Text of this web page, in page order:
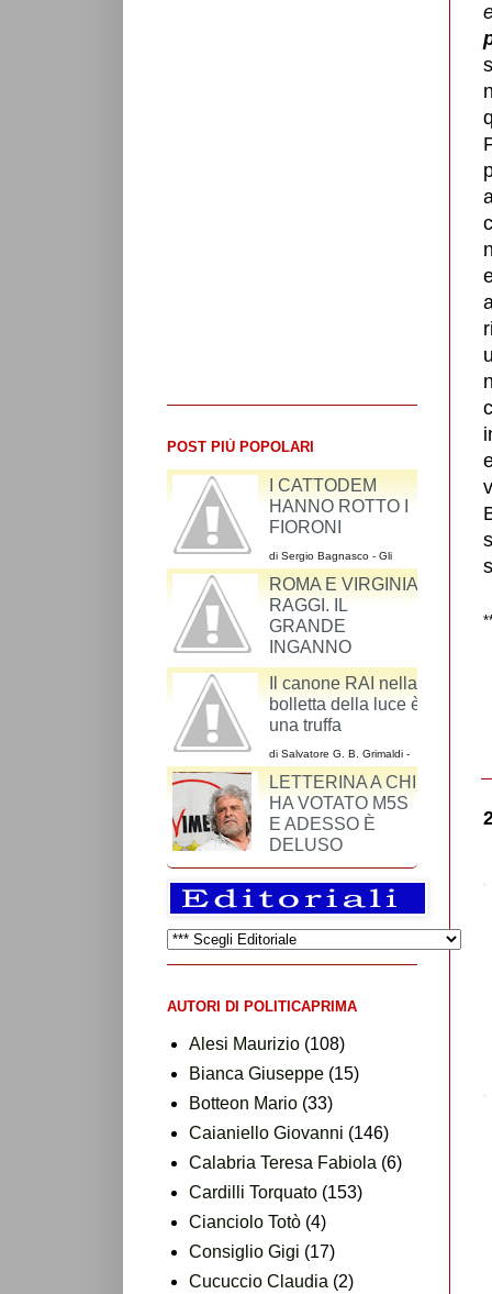
POST PIÙ POPOLARI
RIFLESSIONI SUL
SINDACO DI
ROMA VIRGINIA
RAGGI DI UNO
CHE NON HA MAI
VOTATO M5S
I CATTODEM
HANNO ROTTO I
argomenti dei cattodem
riguardo al ddl Cirinnà sono
un miscuglio
ROMA E VIRGINIA
RAGGI. IL
GRANDE
INGANNO
di Maurizio Alesi - Una volta si andava a Roma
per vedere il Colosseo, l’Altare della Patria, il
colonnato di S. Pietro o Piazza Navona.
Il canone RAI nella
bolletta della luce è
La RAI-Radiotelevisione
Italiana S.p.A. è una azienda
così come lo è SKY o
Mediaset.
AUTORI DI POLITICAPRIMA
Alesi Maurizio (108)
Bianca Giuseppe (15)
Botteon Mario (33)
Caianiello Giovanni (146)
Calabria Teresa Fabiola (6)
Cardilli Torquato (153)
Cianciolo Totò (4)
Consiglio Gigi (17)
Cucuccio Claudia (2)